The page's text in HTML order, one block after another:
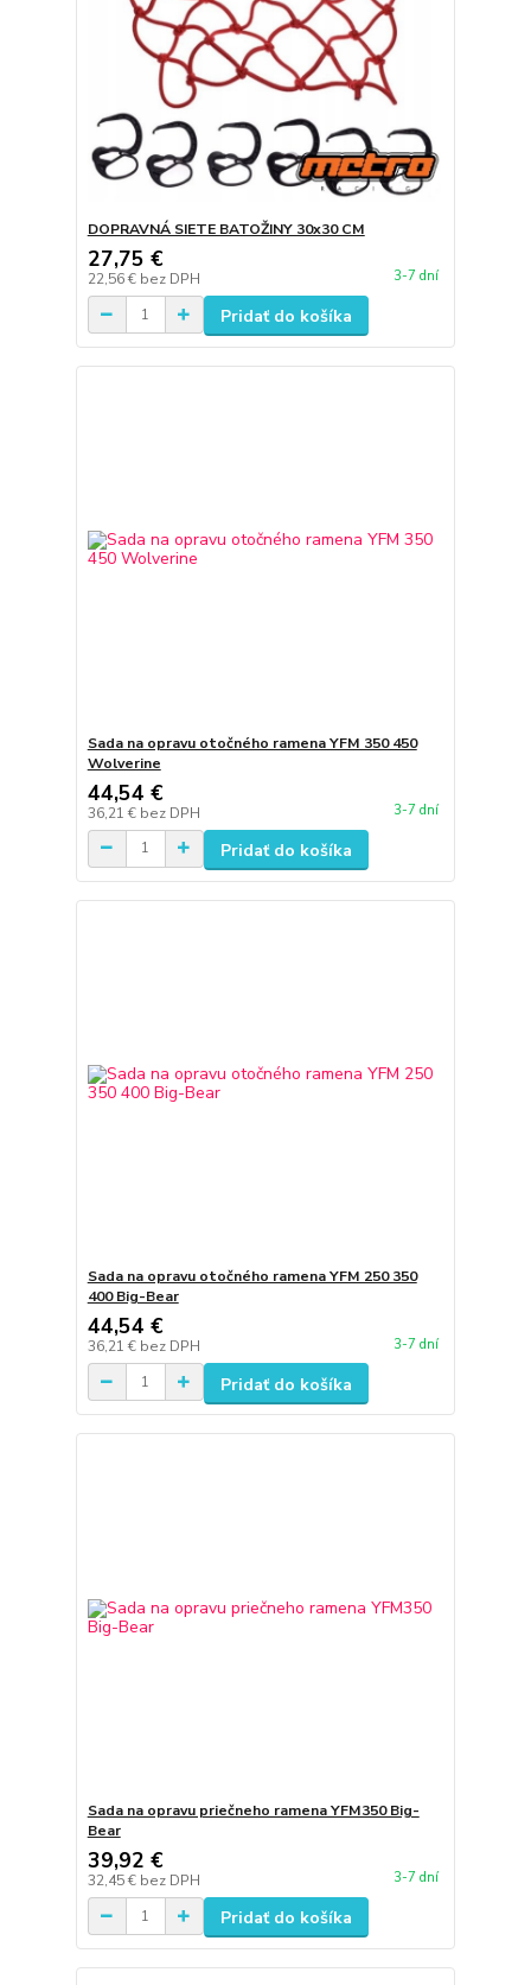
DOPRAVNÁ SIETE BATOŽINY 30x30 CM
27,75 €
22,56 € bez DPH 3-7 dní
Pridať do košíka
Sada na opravu otočného ramena YFM 350 450
Wolverine
44,54 €
36,21 € bez DPH 3-7 dní
Pridať do košíka
Sada na opravu otočného ramena YFM 250 350
400 Big-Bear
44,54 €
36,21 € bez DPH 3-7 dní
Pridať do košíka
Sada na opravu priečneho ramena YFM350 Big-
Bear
39,92 €
32,45 € bez DPH 3-7 dní
Pridať do košíka